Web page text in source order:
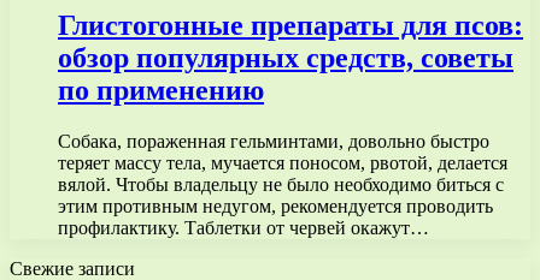
Глистогонные препараты для псов:
обзор популярных средств, советы
по применению
Собака, пораженная гельминтами, довольно быстро
теряет массу тела, мучается поносом, рвотой, делается
вялой. Чтобы владельцу не было необходимо биться с
этим противным недугом, рекомендуется проводить
профилактику. Таблетки от червей окажут…
Свежие записи